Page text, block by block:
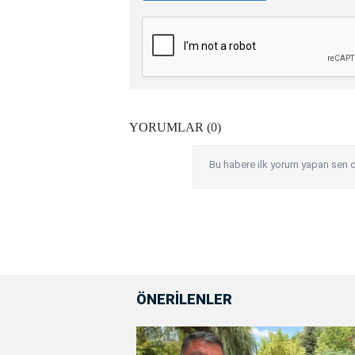
YORUMLAR (0)
Bu habere ilk yorum yapan sen
ÖNERİLENLER